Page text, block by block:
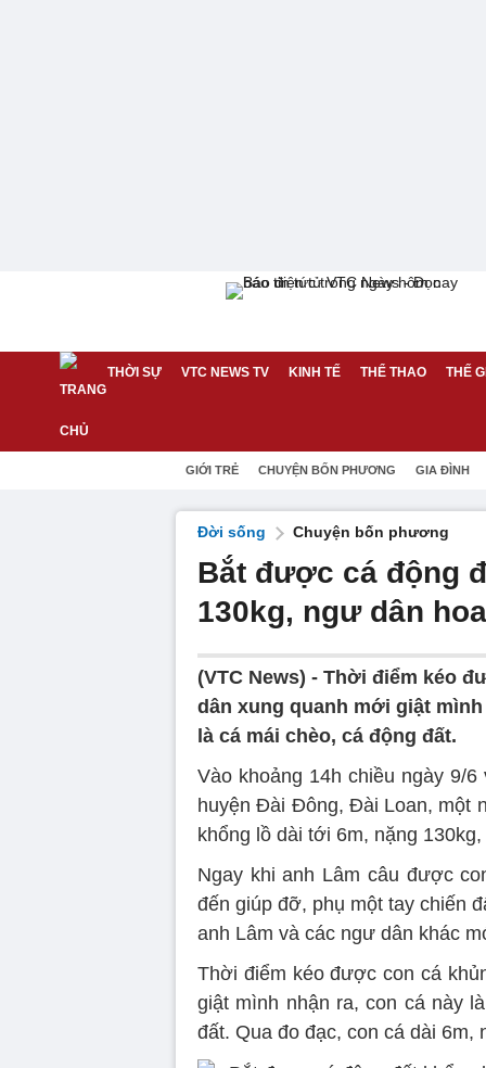
THỜI SỰ VTC NEWS TV KINH TẾ THỂ THAO THẾ
GIỚI TRẺ CHUYỆN BỐN PHƯƠNG GIA ĐÌNH
Đời sống Chuyện bốn phương
Bắt được cá động
130kg, ngư dân
(VTC News) - Thời điểm kéo
dân xung quanh mới giật
là cá mái chèo, cá động đất.
Vào khoảng 14h chiều ngày 9/
huyện Đài Đông, Đài Loan, một
khổng lồ dài tới 6m, nặng
Ngay khi anh Lâm câu được
đến giúp đỡ, phụ một tay chiến
anh Lâm và các ngư dân khác
Thời điểm kéo được con cá
giật mình nhận ra, con cá này
đất. Qua đo đạc, con cá dài 6m,